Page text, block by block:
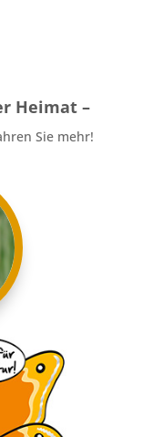
Heimat –
Sie mehr!